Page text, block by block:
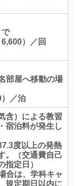
）／回
部屋へ移動の場
／泊
含）による教習
宿泊料が発生し
度以上の発熱
。（交通費自己
指定日）
合は、学科キャ
規定期日以内に